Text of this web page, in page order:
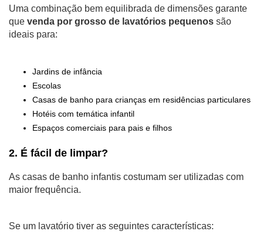
Uma combinação bem equilibrada de dimensões garante
que venda por grosso de lavatórios pequenos são
ideais para:
Jardins de infância
Escolas
Casas de banho para crianças em residências particulares
Hotéis com temática infantil
Espaços comerciais para pais e filhos
2. É fácil de limpar?
As casas de banho infantis costumam ser utilizadas com
maior frequência.
Se um lavatório tiver as seguintes características: